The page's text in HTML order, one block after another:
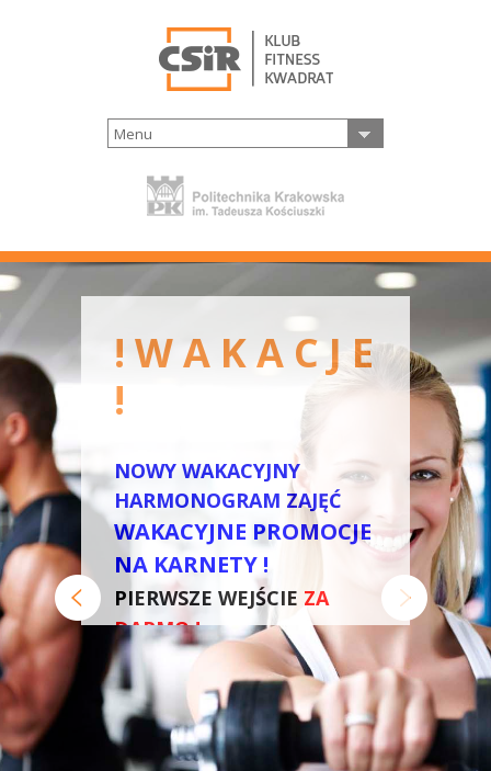
Menu
! W A K A C J E
!
NOWY WAKACYJNY
HARMONOGRAM ZAJĘĆ
WAKACYJNE PROMOCJE
NA KARNETY !
PIERWSZE WEJŚCIE ZA
DARMO !